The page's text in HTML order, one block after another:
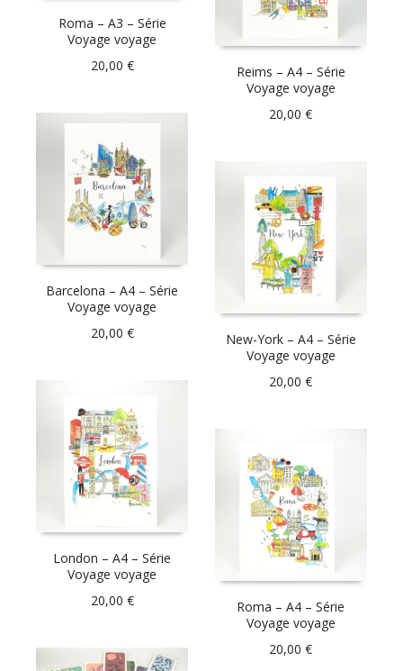
Roma – A3 – Série
Voyage voyage
20,00 €
Reims – A4 – Série
Voyage voyage
20,00€
Barcelona – A4 – Série
Voyage voyage
20,00 €
New-York – A4 – Série
Voyage voyage
20,00€
London – A4 – Série
Voyage voyage
20,00 €
Roma – A4 – Série
Voyage voyage
20,00€